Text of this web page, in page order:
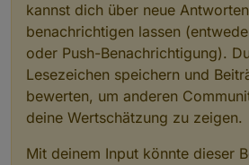
kannst dich über neue Antworten
benachrichtigen lassen
oder Push-Benachrichtigung).
Lesezeichen speichern und
bewerten, um anderen
deine Wertschätzung zu zeigen.
Mit deinem Input könnte dieser